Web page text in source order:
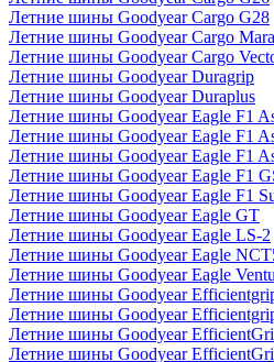
Летние шины Goodyear Cargo G28
Летние шины Goodyear Cargo
Летние шины Goodyear Cargo
Летние шины Goodyear Duragrip
Летние шины Goodyear Duraplus
Летние шины Goodyear Eagle F1
Летние шины Goodyear Eagle F1
Летние шины Goodyear Eagle F1
Летние шины Goodyear Eagle F1
Летние шины Goodyear Eagle F1
Летние шины Goodyear Eagle GT
Летние шины Goodyear Eagle LS-2
Летние шины Goodyear Eagle
Летние шины Goodyear Eagle
Летние шины Goodyear
Летние шины Goodyear
Летние шины Goodyear
Летние шины Goodyear